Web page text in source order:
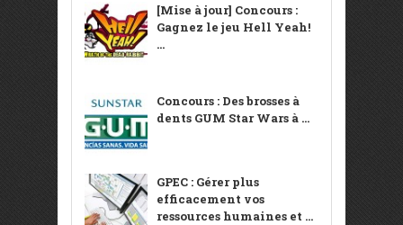
[Mise à jour] Concours :
Gagnez le jeu Hell Yeah!
...
Concours : Des brosses à
dents GUM Star Wars à ...
GPEC : Gérer plus
efficacement vos
ressources humaines et ...